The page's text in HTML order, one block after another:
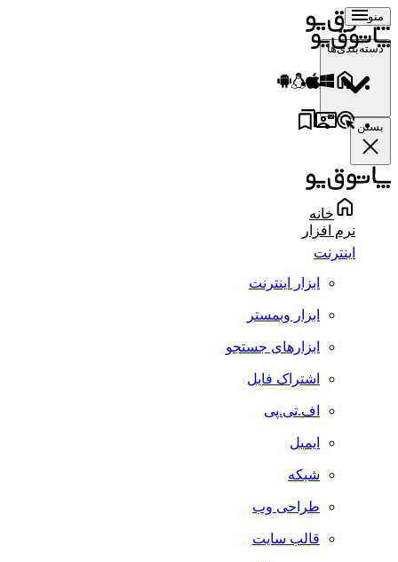
منو
دسته‌بندی‌ها
بستن
خانه
نرم افزار
اینترنت
ابزار اینترنت
ابزار وبمستر
ابزارهای جستجو
اشتراک فایل
اف.تی.پی
ایمیل
شبکه
طراحی وب
قالب سایت